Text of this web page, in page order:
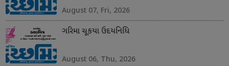
August 07, Fri, 2026
ગરિમા ચૂકયા ઉદયનિધિ
August 06, Thu, 2026